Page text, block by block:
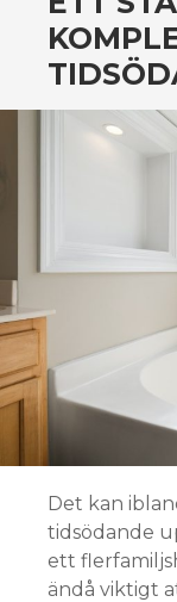
TO
CONTENT
Det kan
tidsödande
ett
ändå viktigt